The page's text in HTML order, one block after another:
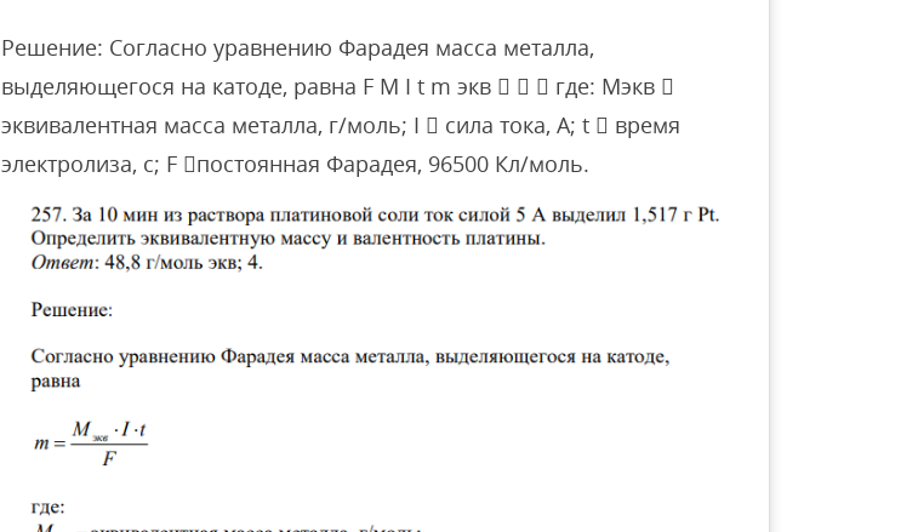
Решение: Согласно уравнению Фарадея масса металла,
выделяющегося на катоде, равна F M I t m экв    где: Mэкв 
эквивалентная масса металла, г/моль; I  сила тока, А; t  время
электролиза, с; F постоянная Фарадея, 96500 Кл/моль.